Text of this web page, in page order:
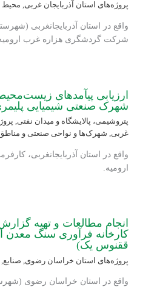
پروژه‌های استان آذربایجان غربی,
واقع در استان آذربایجانغربی
شرکت گردشگری هزاره غرب
ارزیابی پی‏آمدهای
شهرک صنعتی شیمیایی
پتروشیمی، پالایشگاه و میدان نفتی,
غربی, شهرک‌ها و نواحی صنعتی و
واقع در استان آذربایجانغربی،
ارومیه.
انجام مطالعات و تهیه
کارخانه فرآوری سنگ معدن
ققنوس یک)
پروژه‌های استان خراسان رضوی صنایع
واقع در استان خراسان رضوی